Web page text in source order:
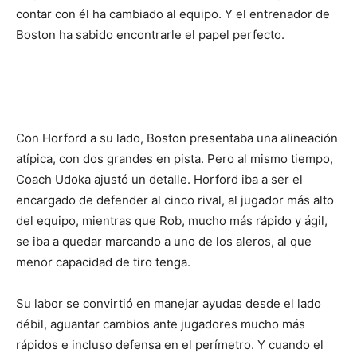
contar con él ha cambiado al equipo. Y el entrenador de
Boston ha sabido encontrarle el papel perfecto.
Con Horford a su lado, Boston presentaba una alineación
atípica, con dos grandes en pista. Pero al mismo tiempo,
Coach Udoka ajustó un detalle. Horford iba a ser el
encargado de defender al cinco rival, al jugador más alto
del equipo, mientras que Rob, mucho más rápido y ágil,
se iba a quedar marcando a uno de los aleros, al que
menor capacidad de tiro tenga.
Su labor se convirtió en manejar ayudas desde el lado
débil, aguantar cambios ante jugadores mucho más
rápidos e incluso defensa en el perímetro. Y cuando el